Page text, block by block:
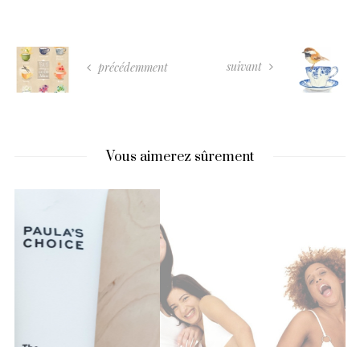
précédemment suivant
Vous aimerez sûrement